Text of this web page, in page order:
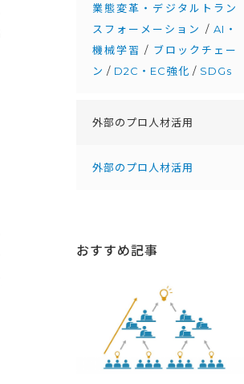
業態変革・デジタルトラン
スフォーメーション / AI・
機械学習 / ブロックチェー
ン / D2C・EC強化 / SDGs
外部のプロ人材活用
外部のプロ人材活用
おすすめ記事